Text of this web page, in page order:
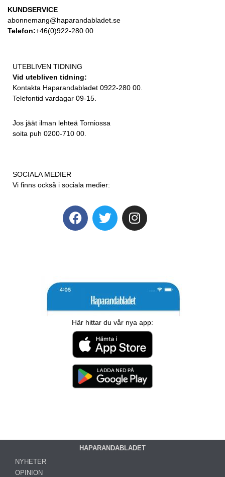
KUNDSERVICE
abonnemang@haparandabladet.se
Telefon:+46(0)922-280 00
UTEBLIVEN TIDNING
Vid utebliven tidning:
Kontakta Haparandabladet 0922-280 00.
Telefontid vardagar 09-15.
Jos jäät ilman lehteä Torniossa
soita puh 0200-710 00.
SOCIALA MEDIER
Vi finns också i sociala medier:
Här hittar du vår nya app:
HAPARANDABLADET
NYHETER
OPINION